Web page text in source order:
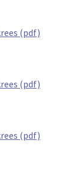
(pdf)
(pdf)
(pdf)